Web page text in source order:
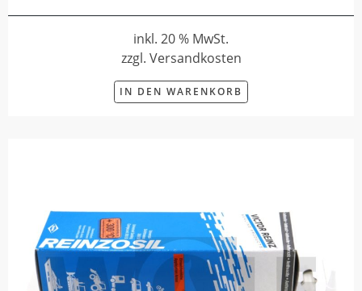
inkl. 20 % MwSt.
zzgl. Versandkosten
IN DEN WARENKORB